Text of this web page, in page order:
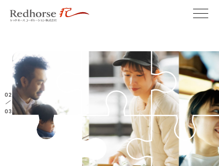
02
/
03